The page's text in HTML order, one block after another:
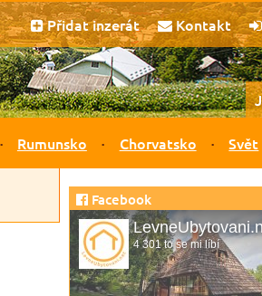
Přidat inzerát Kontakt
Rumunsko Chorvatsko Svět
Facebook
4 301 to se mi líbí